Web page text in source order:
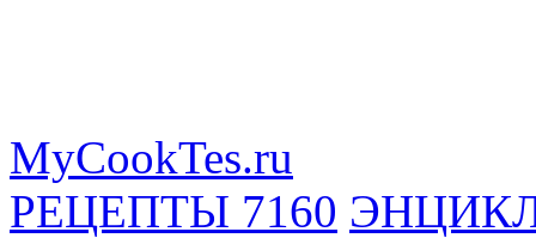
MyCookTes.ru
РЕЦЕПТЫ 7160